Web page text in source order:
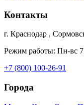
Контакты
г. Краснодар ,
Режим работы: Пн-вс
+7 (800) 100-26-91
Города